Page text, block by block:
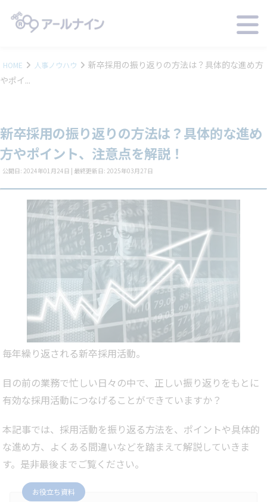
HOME 人事ノウハウ
新卒採用の振り返りの方法は？具体的な進め方
やポイ...
新卒採用の振り返りの方法は？具体的な進め
方やポイント、注意点を解説！
公開日: 2024年01月24日 | 最終更新日: 2025年03月27日
毎年繰り返される新卒採用活動。
目の前の業務で忙しい日々の中で、正しい振り返りをもとに
有効な採用活動につなげることができていますか？
本記事では、採用活動を振り返る方法を、ポイントや具体的
な進め方、よくある間違いなどを踏まえて解説していきま
す。是非最後までご覧ください。
お役立ち資料